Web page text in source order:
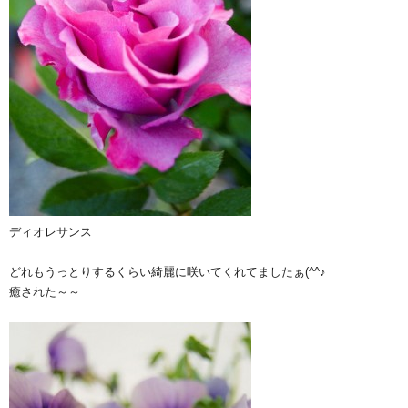
ディオレサンス
どれもうっとりするくらい綺麗に咲いてくれてましたぁ(^^♪
癒された～～